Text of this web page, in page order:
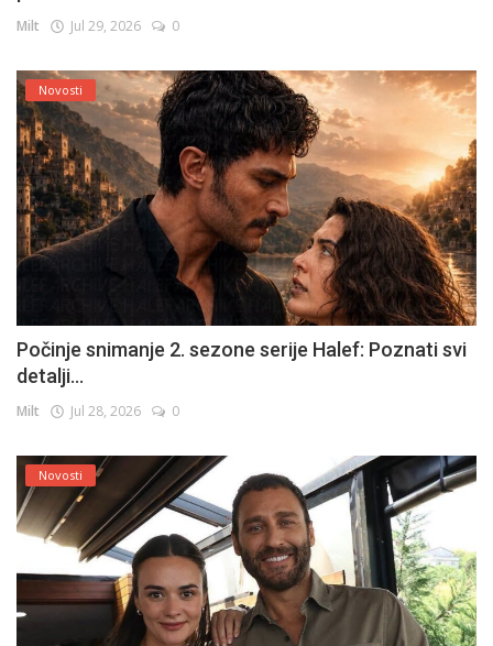
Milt Jul 29, 2026 0
Novosti
Počinje snimanje 2. sezone serije Halef: Poznati svi
detalji...
Milt Jul 28, 2026 0
Novosti